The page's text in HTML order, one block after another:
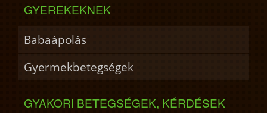
GYEREKEKNEK
Babaápolás
Gyermekbetegségek
GYAKORI BETEGSÉGEK, KÉRDÉSEK